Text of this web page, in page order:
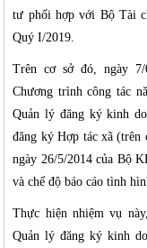
tư phối hợp với Bộ Tài
Quý I/2019.
Trên cơ sở đó, ngày
Chương trình công tác
Quản lý đăng ký kinh
đăng ký Hợp tác xã
ngày 26/5/2014 của Bộ
và chế độ báo cáo tình
Thực hiện nhiệm vụ
Quản lý đăng ký kinh